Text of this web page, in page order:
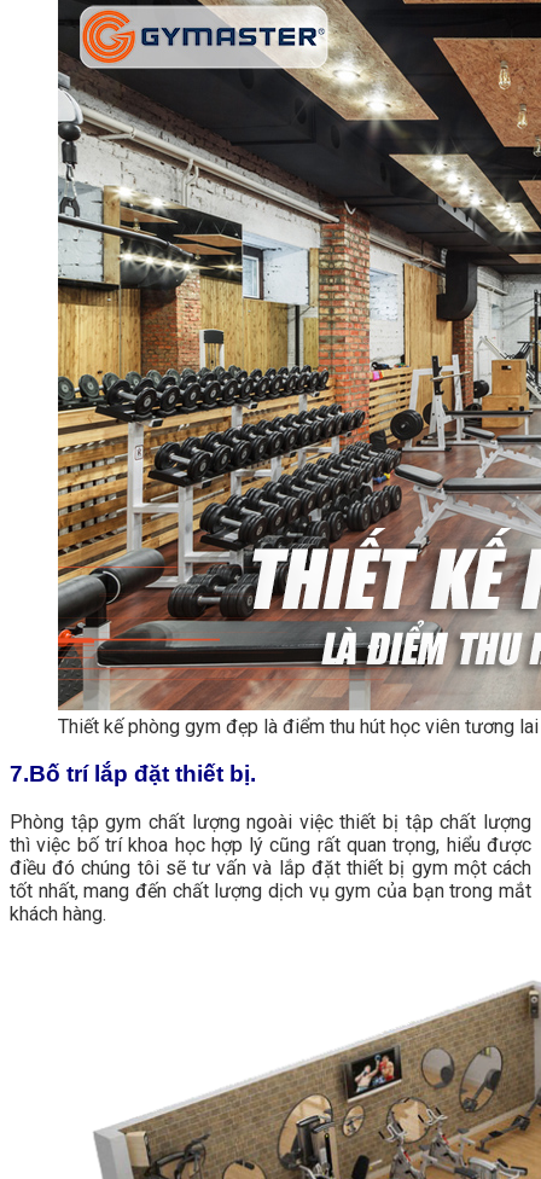
Thiết kế phòng gym đẹp là điểm thu hút học viên tương lai
7.Bố trí lắp đặt thiết bị.
Phòng tập gym chất lượng ngoài việc thiết bị tập chất lượng
thì việc bố trí khoa học hợp lý cũng rất quan trọng, hiểu được
điều đó chúng tôi sẽ tư vấn và lắp đặt thiết bị gym một cách
tốt nhất, mang đến chất lượng dịch vụ gym của bạn trong mắt
khách hàng.